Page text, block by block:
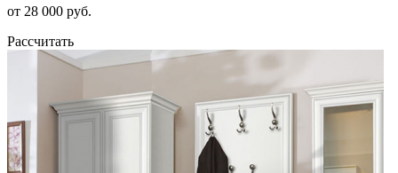
от 28 000 руб.
Рассчитать